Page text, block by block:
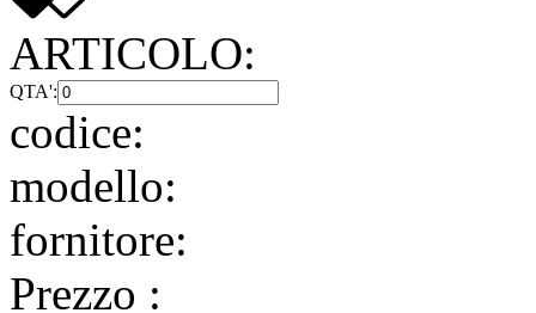
ARTICOLO:
QTA':
codice:
modello:
fornitore:
Prezzo :